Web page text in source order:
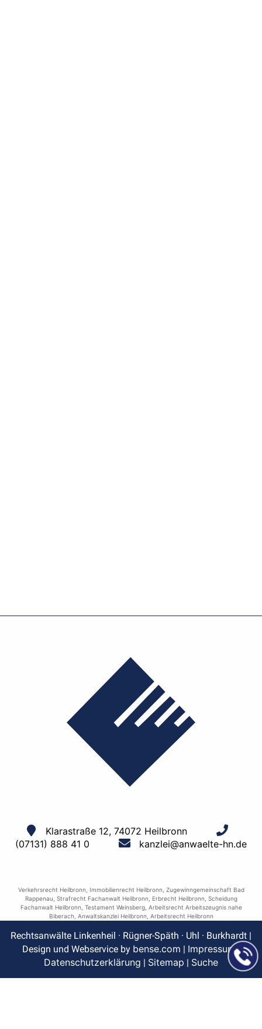
Klarastraße 12, 74072 Heilbronn
(07131) 888 41 0
kanzlei@anwaelte-hn.de
Verkehrsrecht Heilbronn Immobilienrecht Heilbronn Zugewinngemeinschaft Bad
Rappenau Strafrecht Fachanwalt Heilbronn Erbrecht Heilbronn Scheidung
Fachanwalt Heilbronn Testament Weinsberg, Arbeitsrecht Arbeitszeugnis nahe
Biberach Anwaltskanzlei Heilbronn Arbeitsrecht Heilbronn
Rechtsanwälte Linkenheil · Rügner-Späth · Uhl · Burkhardt |
Design und Webservice by bense.com | Impressum|
Datenschutzerklärung | Sitemap | Suche